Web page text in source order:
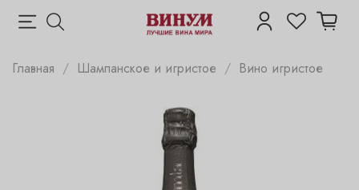
Главная Шампанское и игристое Вино игристое